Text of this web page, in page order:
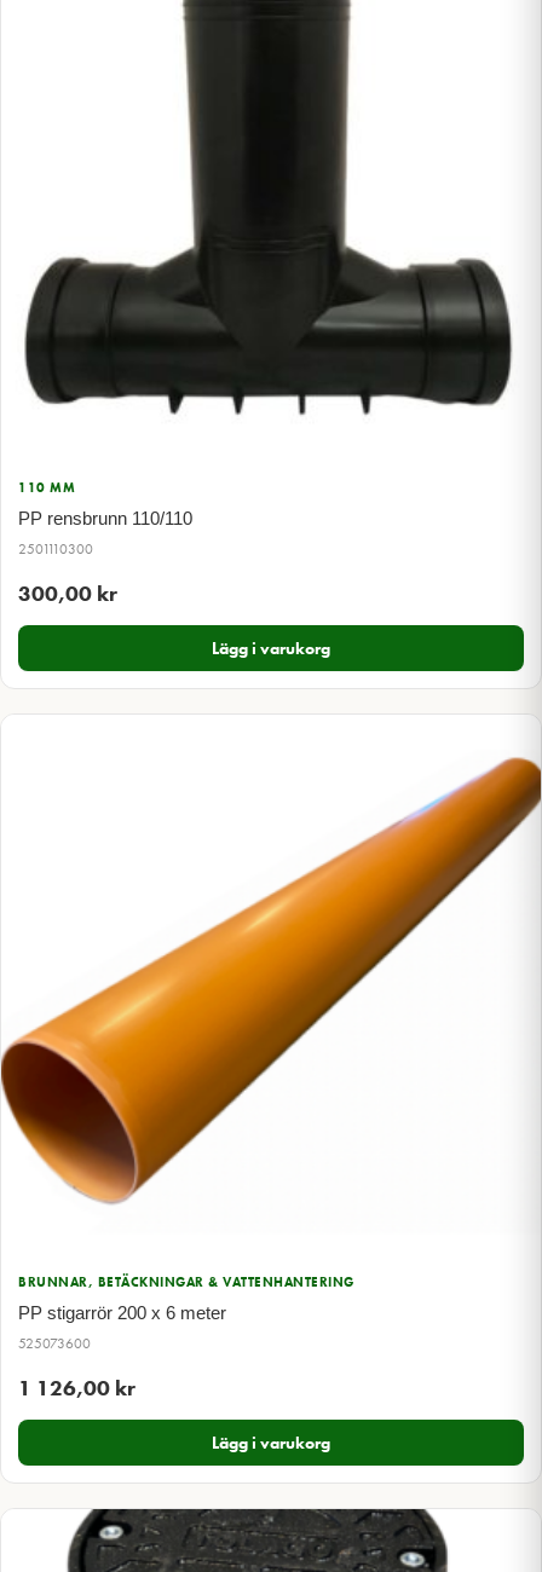
110 MM
PP rensbrunn 110/110
2501110300
300,00 kr
Lägg i varukorg
BRUNNAR, BETÄCKNINGAR & VATTENHANTERING
PP stigarrör 200 x 6 meter
525073600
1 126,00 kr
Lägg i varukorg